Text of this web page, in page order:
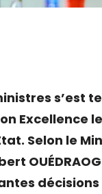
s’est
Excellence
Selon le